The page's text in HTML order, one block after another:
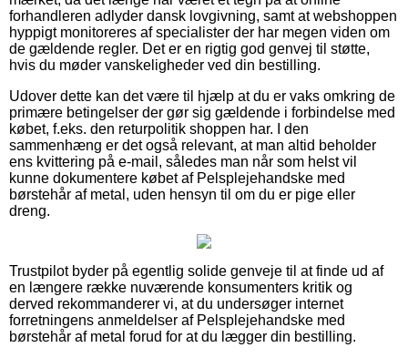
forhandleren adlyder dansk lovgivning, samt at webshoppen
hyppigt monitoreres af specialister der har megen viden om
de gældende regler. Det er en rigtig god genvej til støtte,
hvis du møder vanskeligheder ved din bestilling.
Udover dette kan det være til hjælp at du er vaks omkring de
primære betingelser der gør sig gældende i forbindelse med
købet, f.eks. den returpolitik shoppen har. I den
sammenhæng er det også relevant, at man altid beholder
ens kvittering på e-mail, således man når som helst vil
kunne dokumentere købet af Pelsplejehandske med
børstehår af metal, uden hensyn til om du er pige eller
dreng.
Trustpilot byder på egentlig solide genveje til at finde ud af
en længere række nuværende konsumenters kritik og
derved rekommanderer vi, at du undersøger internet
forretningens anmeldelser af Pelsplejehandske med
børstehår af metal forud for at du lægger din bestilling.